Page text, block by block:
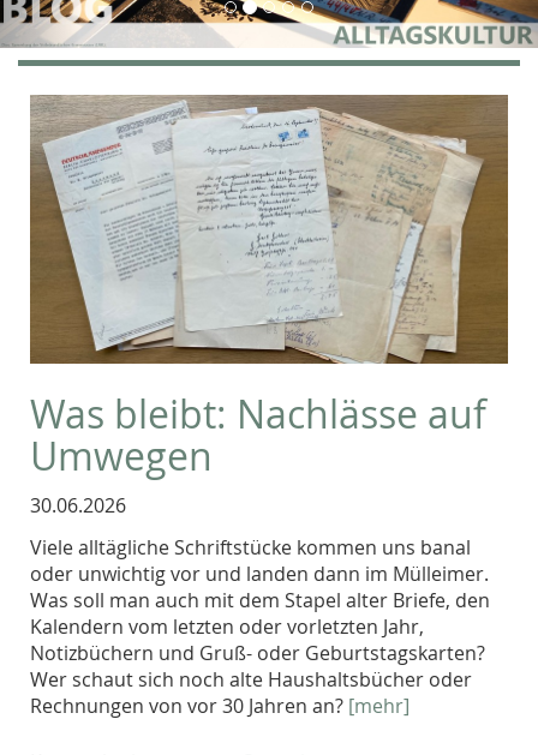
Was bleibt: Nachlässe auf
Umwegen
30.06.2026
Viele alltägliche Schriftstücke kommen uns banal
oder unwichtig vor und landen dann im Mülleimer.
Was soll man auch mit dem Stapel alter Briefe, den
Kalendern vom letzten oder vorletzten Jahr,
Notizbüchern und Gruß- oder Geburtstagskarten?
Wer schaut sich noch alte Haushaltsbücher oder
Rechnungen von vor 30 Jahren an? [mehr]